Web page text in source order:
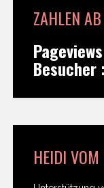
ZAHLEN
Besucher :
HEIDI